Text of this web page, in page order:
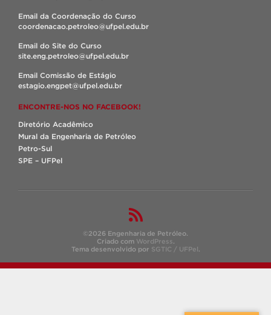
Email da Coordenação do Curso
coordenacao.petroleo@ufpel.edu.br
Email do Site do Curso
site.eng.petroleo@ufpel.edu.br
Email Comissão de Estágio
estagio.engpet@ufpel.edu.br
ENCONTRE-NOS NO FACEBOOK!
Diretório Acadêmico
Mural da Engenharia de Petróleo
Petro-Sul
SPE – UFPel
©2026 Engenharia de Petróleo.
Criado com WordPress.
Tema desenvolvido por SGTIC / UFPel.